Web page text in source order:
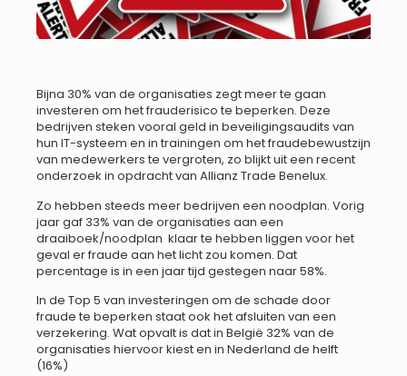
Bijna 30% van de organisaties zegt meer te gaan
investeren om het frauderisico te beperken. Deze
bedrijven steken vooral geld in beveiligingsaudits van
hun IT-systeem en in trainingen om het fraudebewustzijn
van medewerkers te vergroten, zo blijkt uit een recent
onderzoek in opdracht van Allianz Trade Benelux.
Zo hebben steeds meer bedrijven een noodplan. Vorig
jaar gaf 33% van de organisaties aan een
draaiboek/noodplan klaar te hebben liggen voor het
geval er fraude aan het licht zou komen. Dat
percentage is in een jaar tijd gestegen naar 58%.
In de Top 5 van investeringen om de schade door
fraude te beperken staat ook het afsluiten van een
verzekering. Wat opvalt is dat in België 32% van de
organisaties hiervoor kiest en in Nederland de helft
(16%)